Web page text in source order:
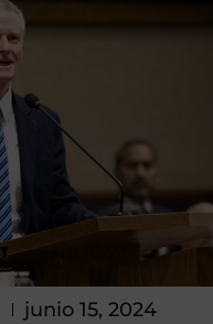
junio 15, 2024